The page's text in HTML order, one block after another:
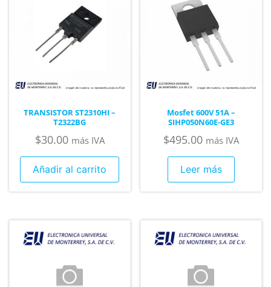
TRANSISTOR ST2310HI –
T2322BG
$30.00 más IVA
Añadir al carrito
Mosfet 600V 51A –
SIHP050N60E-GE3
$495.00 más IVA
Leer más